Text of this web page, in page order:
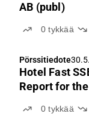
AB (publ)
0tykkää
Pörssitiedote
Hotel Fast
Report for
0tykkää